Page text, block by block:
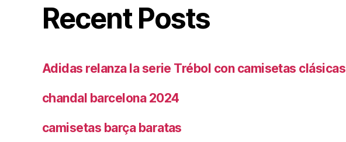
Recent Posts
Adidas relanza la serie Trébol con camisetas clásicas
chandal barcelona 2024
camisetas barça baratas